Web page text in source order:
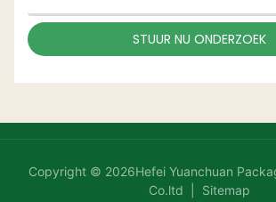
STUUR NU ONDERZOEK
Copyright © 2026Hefei Yuanchuan
Co.ltd |
Sitemap